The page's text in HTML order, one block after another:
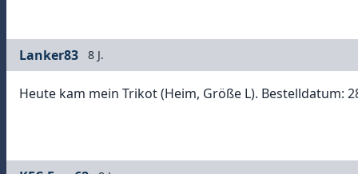
Lanker83 8 J.
Heute kam mein Trikot (Heim, Größe L). Bestelldatum: